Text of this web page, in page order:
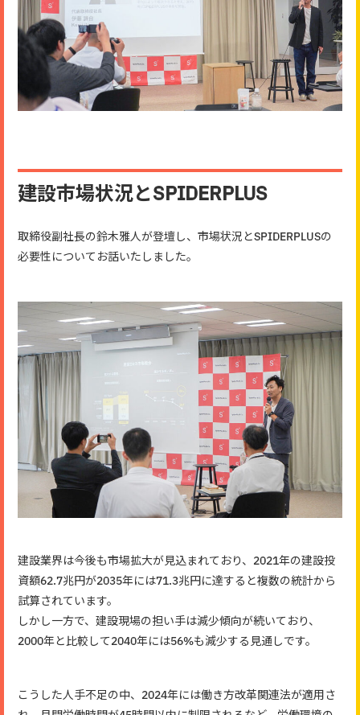
建設市場状況とSPIDERPLUS
取締役副社長の鈴木雅人が登壇し、市場状況とSPIDERPLUSの
必要性についてお話いたしました。
建設業界は今後も市場拡大が見込まれており、2021年の建設投
資額62.7兆円が2035年には71.3兆円に達すると複数の統計から
試算されています。
しかし一方で、建設現場の担い手は減少傾向が続いており、
2000年と比較して2040年には56%も減少する見通しです。
こうした人手不足の中、2024年には働き方改革関連法が適用さ